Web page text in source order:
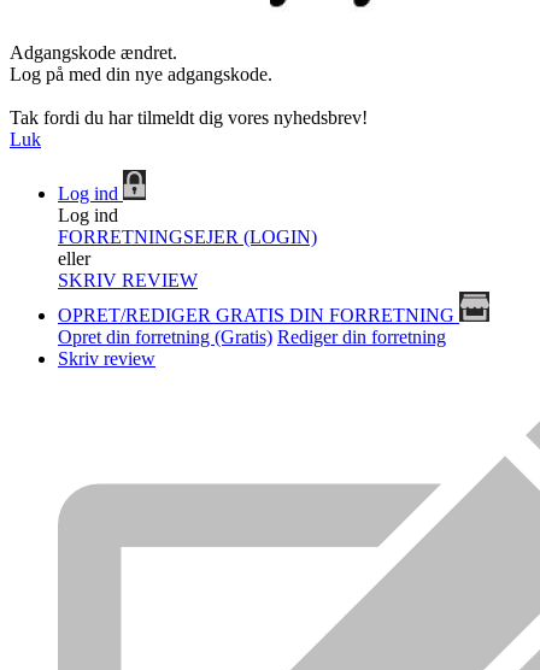
Adgangskode ændret.
Log på med din nye adgangskode.
Tak fordi du har tilmeldt dig vores nyhedsbrev!
Luk
Log ind
Log ind
FORRETNINGSEJER (LOGIN)
eller
SKRIV REVIEW
OPRET/REDIGER GRATIS DIN FORRETNING
Opret din forretning (Gratis) Rediger din forretning
Skriv review